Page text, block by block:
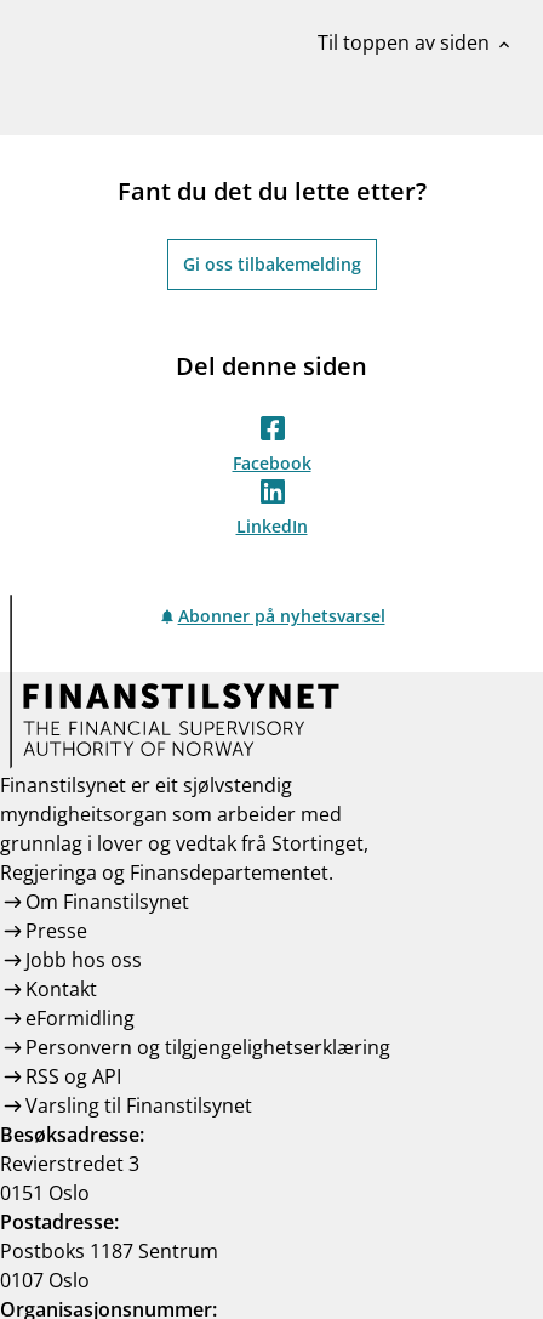
Til toppen av siden expand_less
Fant du det du lette etter?
Gi oss tilbakemelding
Del denne siden
Facebook
LinkedIn
Abonner på nyhetsvarsel
Finanstilsynet er eit sjølvstendig
myndigheitsorgan som arbeider med
grunnlag i lover og vedtak frå Stortinget,
Regjeringa og Finansdepartementet.
Om Finanstilsynet
Presse
Jobb hos oss
Kontakt
eFormidling
Personvern og tilgjengelighetserklæring
RSS og API
Varsling til Finanstilsynet
Besøksadresse:
Revierstredet 3
0151 Oslo
Postadresse:
Postboks 1187 Sentrum
0107 Oslo
Organisasjonsnummer: